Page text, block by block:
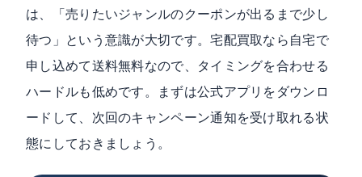
は、「売りたいジャンルのクーポンが出るまで少し
待つ」という意識が大切です。宅配買取なら自宅で
申し込めて送料無料なので、タイミングを合わせる
ハードルも低めです。まずは公式アプリをダウンロ
ードして、次回のキャンペーン通知を受け取れる状
態にしておきましょう。